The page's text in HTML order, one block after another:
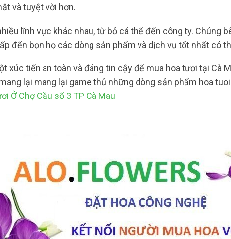
và tuyệt vời hơn.
lĩnh vực khác nhau, từ bỏ cá thể đến công ty. Chúng
đến bọn họ các dòng sản phẩm và dịch vụ tốt nhất có
xúc tiến an toàn và đáng tin cậy để mua hoa tươi tại Cà
lại mang lại game thủ những dòng sản phẩm hoa
Ở Chợ Cầu số 3 TP Cà Mau